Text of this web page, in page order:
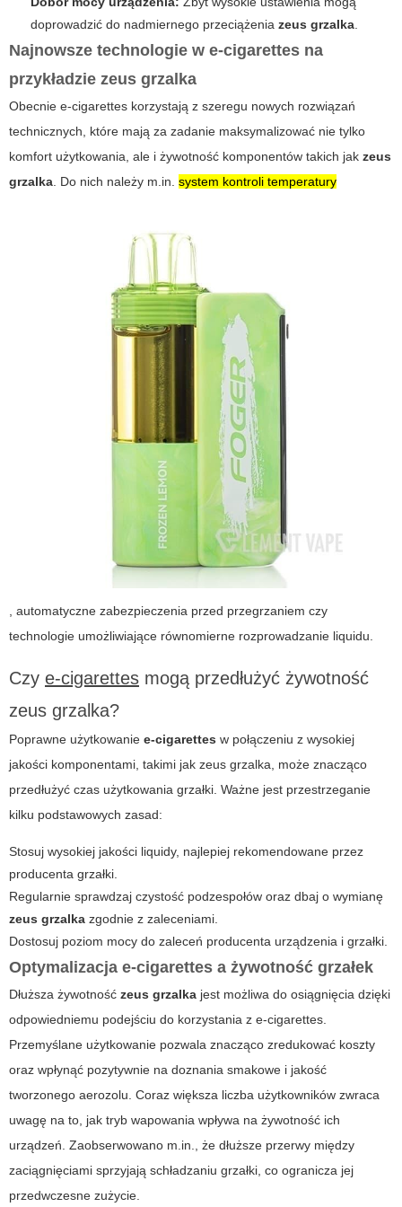
doprowadzić do nadmiernego przeciążenia zeus grzalka.
Najnowsze technologie w e-cigarettes na
przykładzie zeus grzalka
Obecnie e-cigarettes korzystają z szeregu nowych rozwiązań
technicznych, które mają za zadanie maksymalizować nie tylko
komfort użytkowania, ale i żywotność komponentów takich jak zeus
grzalka. Do nich należy m.in. system kontroli temperatury
, automatyczne zabezpieczenia przed przegrzaniem czy
technologie umożliwiające równomierne rozprowadzanie liquidu.
Czy e-cigarettes mogą przedłużyć żywotność
zeus grzalka?
Poprawne użytkowanie e-cigarettes w połączeniu z wysokiej
jakości komponentami, takimi jak zeus grzalka, może znacząco
przedłużyć czas użytkowania grzałki. Ważne jest przestrzeganie
kilku podstawowych zasad:
Stosuj wysokiej jakości liquidy, najlepiej rekomendowane przez
producenta grzałki.
Regularnie sprawdzaj czystość podzespołów oraz dbaj o wymianę
zeus grzalka zgodnie z zaleceniami.
Dostosuj poziom mocy do zaleceń producenta urządzenia i grzałki.
Optymalizacja e-cigarettes a żywotność grzałek
Dłuższa żywotność zeus grzalka jest możliwa do osiągnięcia dzięki
odpowiedniemu podejściu do korzystania z e-cigarettes.
Przemyślane użytkowanie pozwala znacząco zredukować koszty
oraz wpłynąć pozytywnie na doznania smakowe i jakość
tworzonego aerozolu. Coraz większa liczba użytkowników zwraca
uwagę na to, jak tryb wapowania wpływa na żywotność ich
urządzeń. Zaobserwowano m.in., że dłuższe przerwy między
zaciągnięciami sprzyjają schładzaniu grzałki, co ogranicza jej
przedwczesne zużycie.